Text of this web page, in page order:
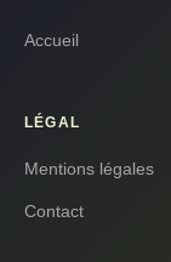
Accueil
LÉGAL
Mentions légales
Contact